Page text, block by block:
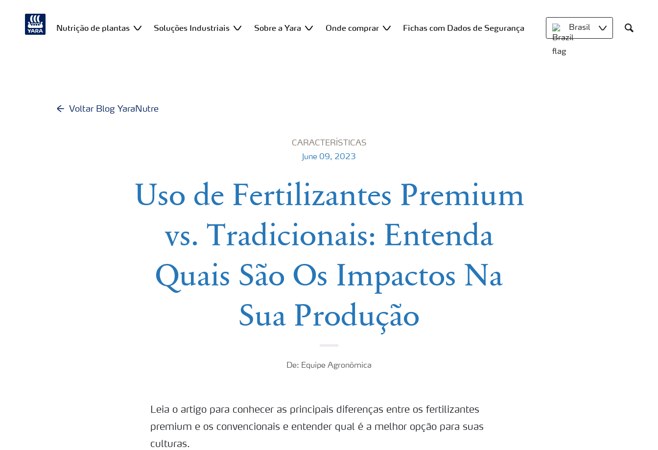
Nutrição de plantas Soluções Industriais Sobre a Yara Onde comprar Fichas com Dados de Segurança Brasil
Search
Voltar Blog YaraNutre
CARACTERÍSTICAS
June 09, 2023
Uso de Fertilizantes Premium
vs. Tradicionais: Entenda
Quais São Os Impactos Na
Sua Produção
De: Equipe Agronômica
Leia o artigo para conhecer as principais diferenças entre os fertilizantes
premium e os convencionais e entender qual é a melhor opção para suas
culturas.